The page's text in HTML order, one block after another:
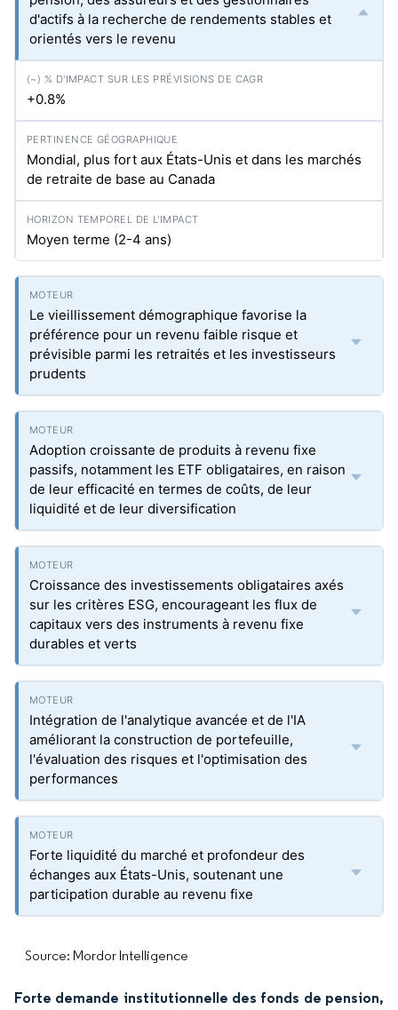
d'actifs à la recherche de rendements stables et
orientés vers le revenu
+0.8%
Mondial, plus fort aux États-Unis et dans les marchés
de retraite de base au Canada
Moyen terme (2-4 ans)
Le vieillissement démographique favorise la
préférence pour un revenu faible risque et
prévisible parmi les retraités et les investisseurs
prudents
Adoption croissante de produits à revenu fixe
passifs, notamment les ETF obligataires, en raison
de leur efficacité en termes de coûts, de leur
liquidité et de leur diversification
Croissance des investissements obligataires axés
sur les critères ESG, encourageant les flux de
capitaux vers des instruments à revenu fixe
durables et verts
Intégration de l'analytique avancée et de l'IA
améliorant la construction de portefeuille,
l'évaluation des risques et l'optimisation des
performances
Forte liquidité du marché et profondeur des
échanges aux États-Unis, soutenant une
participation durable au revenu fixe
Source: Mordor Intelligence
Forte demande institutionnelle des fonds de pension,